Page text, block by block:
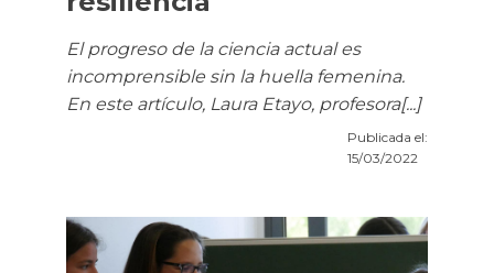
El progreso de la ciencia actual es
incomprensible sin la huella femenina.
En este artículo, Laura Etayo, profesora[...]
Publicada el:
15/03/2022